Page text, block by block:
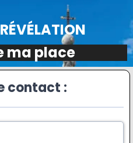
ma place
contact :